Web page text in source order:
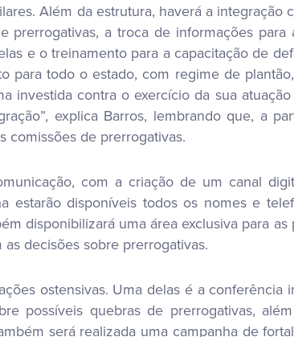
Além da estrutura, haverá a
prerrogativas, a troca de informações
e o treinamento para a capacitação de
para todo o estado, com regime de
investida contra o exercício da sua
explica Barros, lembrando que, a
comissões de prerrogativas.
com a criação de um canal
estarão disponíveis todos os nomes e
disponibilizará uma área exclusiva para
decisões sobre prerrogativas.
ostensivas. Uma delas é a
possíveis quebras de prerrogativas,
será realizada uma campanha de